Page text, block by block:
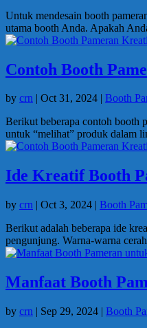
Untuk mendesain booth
utama booth Anda. Apakah
Contoh Booth
by crn | Oct 31, 2024 | Booth
Berikut beberapa contoh booth
untuk “melihat” produk dalam
Ide Kreatif Booth
by crn | Oct 3, 2024 | Booth
Berikut adalah beberapa ide
pengunjung. Warna-warna
Manfaat Booth
by crn | Sep 29, 2024 | Booth